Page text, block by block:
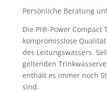
Persönliche Beratung
Die PI®-Power Compact
kompromisslose
des Leitungswassers.
geltenden
enthält es immer noch
sind.